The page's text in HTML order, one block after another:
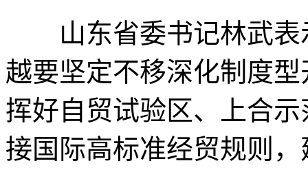
山东省委书记林武表
越要坚定不移深化制度
挥好自贸试验区、上合
接国际高标准经贸规则